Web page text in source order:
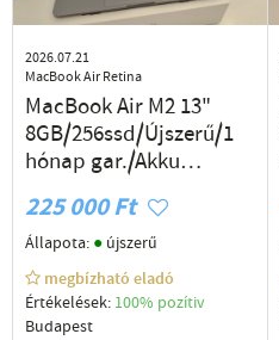
2026.07.21
MacBook Air Retina
MacBook Air M2 13"
8GB/256ssd/Újszerű/1
hónap gar./Akku
225 000 Ft
Állapota: ● újszerű
megbízható eladó
Értékelések: 100% pozítiv
Budapest